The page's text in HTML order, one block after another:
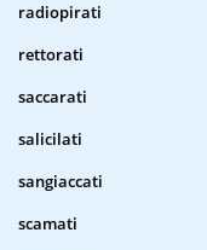
radiopirati
rettorati
saccarati
salicilati
sangiaccati
scamati